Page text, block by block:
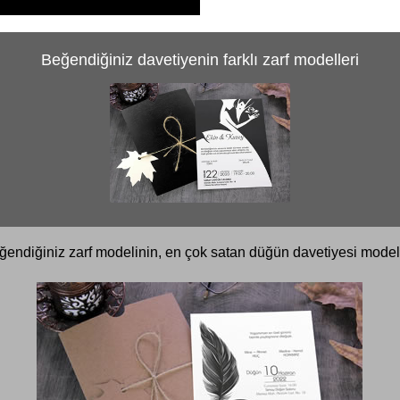
Beğendiğiniz davetiyenin farklı zarf modelleri
zarf modelinin, en çok satan düğün davetiyesi